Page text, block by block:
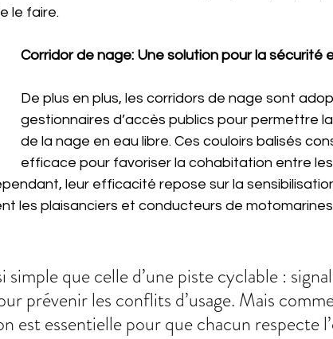
le faire.
Corridor de nage: Une solution pour la sécurité
De plus en plus, les corridors de nage sont
gestionnaires d’accès publics pour permettre
de la nage en eau libre. Ces couloirs balisés
efficace pour favoriser la cohabitation entre
leur efficacité repose sur la
les plaisanciers et conducteurs de
simple que celle d’une piste cyclable :
prévenir les conflits d’usage. Mais
est essentielle pour que chacun respecte